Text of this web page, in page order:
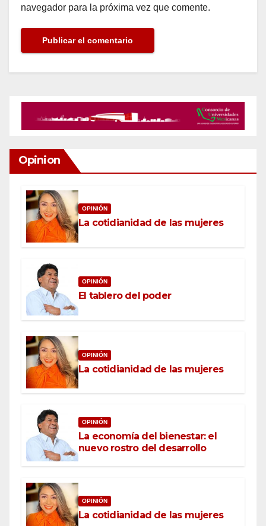
navegador para la próxima vez que comente.
Opinion
OPINIÓN
La cotidianidad de las mujeres
OPINIÓN
El tablero del poder
OPINIÓN
La cotidianidad de las mujeres
OPINIÓN
La economía del bienestar: el
nuevo rostro del desarrollo
OPINIÓN
La cotidianidad de las mujeres